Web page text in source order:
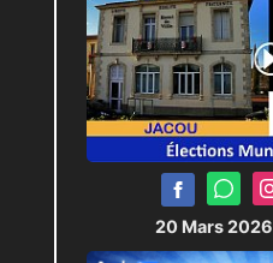
20 Mars 2026